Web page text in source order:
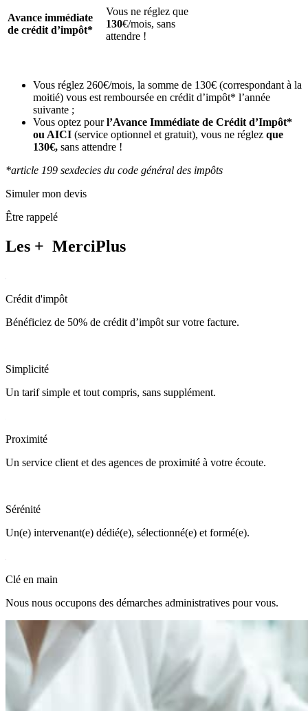
Avance immédiate
de crédit d’impôt*
Vous ne réglez que
130€/mois, sans
attendre !
Vous réglez 260€/mois, la somme de 130€ (correspondant à la
moitié) vous est remboursée en crédit d’impôt* l’année
suivante ;
Vous optez pourl’Avance Immédiate de Crédit d’Impôt*
ou AICI (service optionnel et gratuit), vous ne réglez que
130€, sans attendre !
*article 199 sexdecies du code général des impôts
Simuler mon devis
Être rappelé
Les + MerciPlus
Crédit d'impôt
Bénéficiez de 50% de crédit d’impôt sur votre facture.
Simplicité
Un tarif simple et tout compris, sans supplément.
Proximité
Un service client et des agences de proximité à votre écoute.
Sérénité
Un(e) intervenant(e) dédié(e), sélectionné(e) et formé(e).
Clé en main
Nous nous occupons des démarches administratives pour vous.